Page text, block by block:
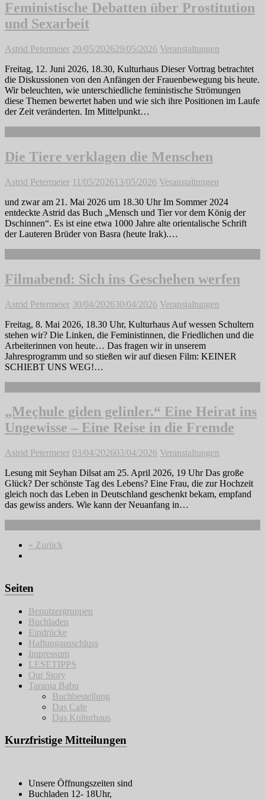
Feministische Debatten über Prostitution
und Sexarbeit
Astrid Petermeier 29/05/202629/05/2026 Veranstaltungen
Freitag, 12. Juni 2026, 18.30, Kulturhaus Dieser Vortrag betrachtet
die Diskussionen von den Anfängen der Frauenbewegung bis heute.
Wir beleuchten, wie unterschiedliche feministische Strömungen
diese Themen bewertet haben und wie sich ihre Positionen im Laufe
der Zeit veränderten. Im Mittelpunkt…
Die Tiere verklagen die Menschen
Astrid Petermeier 11/05/202613/05/2026 Veranstaltungen
und zwar am 21. Mai 2026 um 18.30 Uhr Im Sommer 2024
entdeckte Astrid das Buch „Mensch und Tier vor dem König der
Dschinnen“. Es ist eine etwa 1000 Jahre alte orientalische Schrift
der Lauteren Brüder von Basra (heute Irak).…
Filmabend: Sich ins Geschehen werfen
Astrid Petermeier 30/04/202630/04/2026 Veranstaltungen
Freitag, 8. Mai 2026, 18.30 Uhr, Kulturhaus Auf wessen Schultern
stehen wir? Die Linken, die Feministinnen, die Friedlichen und die
Arbeiterinnen von heute… Das fragen wir in unserem
Jahresprogramm und so stießen wir auf diesen Film: KEINER
SCHIEBT UNS WEG!…
„Meçhule giden gelinler.“ Eine Heirat ins
Ungewisse – Eine Reise in die Fremde
Astrid Petermeier 03/04/202603/04/2026 Veranstaltungen
Lesung mit Seyhan Dilsat am 25. April 2026, 19 Uhr Das große
Glück? Der schönste Tag des Lebens? Eine Frau, die zur Hochzeit
gleich noch das Leben in Deutschland geschenkt bekam, empfand
das gewiss anders. Wie kann der Neuanfang in…
« Zurück
Seiten
Benutzergruppen
Buchladen
Eindrücke
Haftungausschluss
Impressum
LESETIPPS
Our Story
Taranta Babu
Buchbestellung
Das Cafe
Das Kulturhaus
Kurzfristige Mitteilungen
Unsere Öffnungszeiten sind
Buchladen 12- 18Uhr,